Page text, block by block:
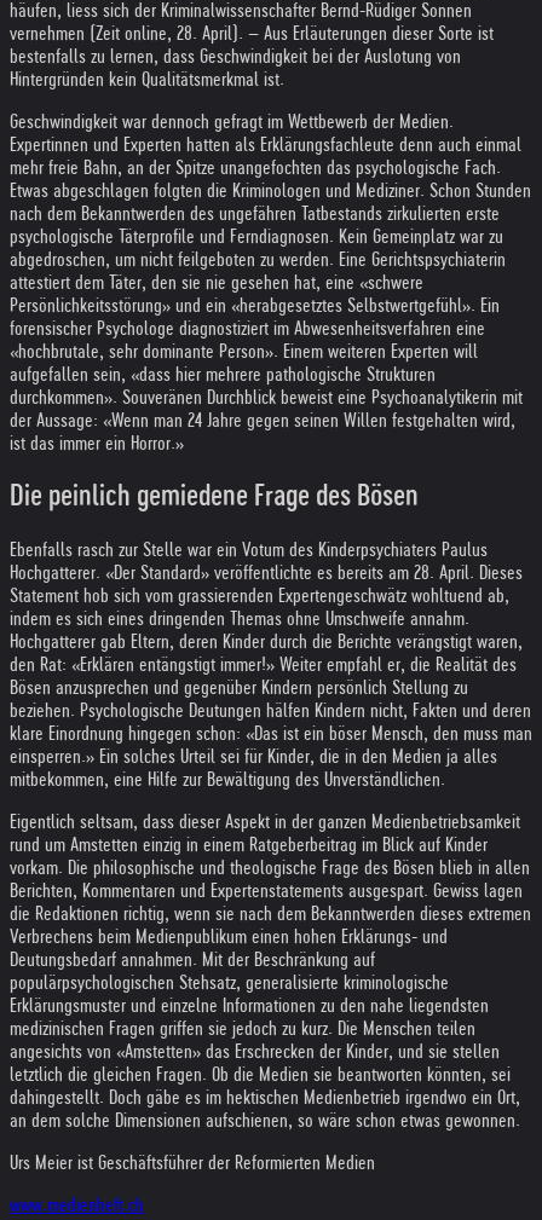
häufen, liess sich der Kriminalwissenschafter Bernd-Rüdiger Sonnen
vernehmen (Zeit online, 28. April). – Aus Erläuterungen dieser Sorte ist
bestenfalls zu lernen, dass Geschwindigkeit bei der Auslotung von
Hintergründen kein Qualitätsmerkmal ist.
Geschwindigkeit war dennoch gefragt im Wettbewerb der Medien.
Expertinnen und Experten hatten als Erklärungsfachleute denn auch einmal
mehr freie Bahn, an der Spitze unangefochten das psychologische Fach.
Etwas abgeschlagen folgten die Kriminologen und Mediziner. Schon Stunden
nach dem Bekanntwerden des ungefähren Tatbestands zirkulierten erste
psychologische Täterprofile und Ferndiagnosen. Kein Gemeinplatz war zu
abgedroschen, um nicht feilgeboten zu werden. Eine Gerichtspsychiaterin
attestiert dem Täter, den sie nie gesehen hat, eine «schwere
Persönlichkeitsstörung» und ein «herabgesetztes Selbstwertgefühl». Ein
forensischer Psychologe diagnostiziert im Abwesenheitsverfahren eine
«hochbrutale, sehr dominante Person». Einem weiteren Experten will
aufgefallen sein, «dass hier mehrere pathologische Strukturen
durchkommen». Souveränen Durchblick beweist eine Psychoanalytikerin mit
der Aussage: «Wenn man 24 Jahre gegen seinen Willen festgehalten wird,
ist das immer ein Horror.»
Die peinlich gemiedene Frage des Bösen
Ebenfalls rasch zur Stelle war ein Votum des Kinderpsychiaters Paulus
Hochgatterer. «Der Standard» veröffentlichte es bereits am 28. April. Dieses
Statement hob sich vom grassierenden Expertengeschwätz wohltuend ab,
indem es sich eines dringenden Themas ohne Umschweife annahm.
Hochgatterer gab Eltern, deren Kinder durch die Berichte verängstigt waren,
den Rat: «Erklären entängstigt immer!» Weiter empfahl er, die Realität des
Bösen anzusprechen und gegenüber Kindern persönlich Stellung zu
beziehen. Psychologische Deutungen hälfen Kindern nicht, Fakten und deren
klare Einordnung hingegen schon: «Das ist ein böser Mensch, den muss man
einsperren.» Ein solches Urteil sei für Kinder, die in den Medien ja alles
mitbekommen, eine Hilfe zur Bewältigung des Unverständlichen.
Eigentlich seltsam, dass dieser Aspekt in der ganzen Medienbetriebsamkeit
rund um Amstetten einzig in einem Ratgeberbeitrag im Blick auf Kinder
vorkam. Die philosophische und theologische Frage des Bösen blieb in allen
Berichten, Kommentaren und Expertenstatements ausgespart. Gewiss lagen
die Redaktionen richtig, wenn sie nach dem Bekanntwerden dieses extremen
Verbrechens beim Medienpublikum einen hohen Erklärungs- und
Deutungsbedarf annahmen. Mit der Beschränkung auf
populärpsychologischen Stehsatz, generalisierte kriminologische
Erklärungsmuster und einzelne Informationen zu den nahe liegendsten
medizinischen Fragen griffen sie jedoch zu kurz. Die Menschen teilen
angesichts von «Amstetten» das Erschrecken der Kinder, und sie stellen
letztlich die gleichen Fragen. Ob die Medien sie beantworten könnten, sei
dahingestellt. Doch gäbe es im hektischen Medienbetrieb irgendwo ein Ort,
an dem solche Dimensionen aufschienen, so wäre schon etwas gewonnen.
Urs Meier ist Geschäftsführer der Reformierten Medien
www.medienheft.ch